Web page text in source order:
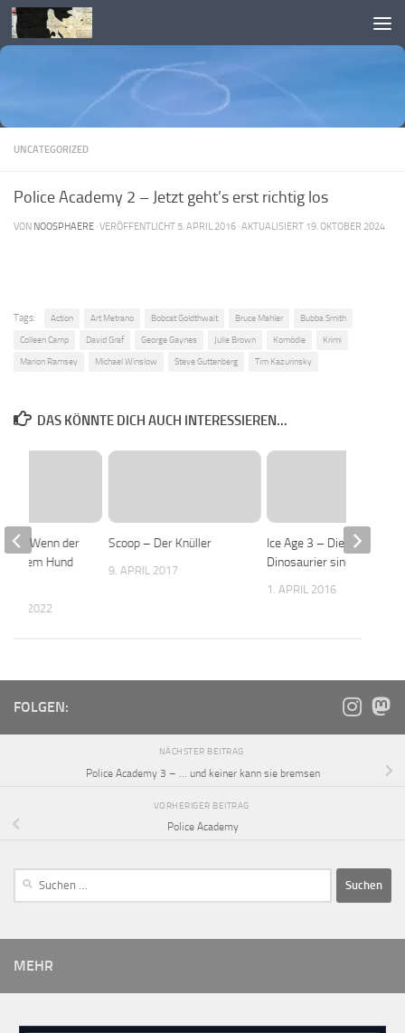
Skip to content
UNCATEGORIZED
Police Academy 2 – Jetzt geht’s erst richtig los
VON NOOSPHAERE · VERÖFFENTLICHT 5. APRIL 2016 · AKTUALISIERT 19. OKTOBER 2024
Tags: Action Art Metrano Bobcat Goldthwait Bruce Mahler Bubba Smith
Colleen Camp David Graf George Gaynes Julie Brown Komödie Krimi
Marion Ramsey Michael Winslow Steve Guttenberg Tim Kazurinsky
DAS KÖNNTE DICH AUCH INTERESSIEREN...
Scoop – Der Knüller
9. APRIL 2017
Ice Age 3 – Die
Dinosaurier sind los
1. APRIL 2016
– Wenn der
dem Hund
2022
FOLGEN:
NÄCHSTER BEITRAG
Police Academy 3 – … und keiner kann sie bremsen
VORHERIGER BEITRAG
Police Academy
MEHR